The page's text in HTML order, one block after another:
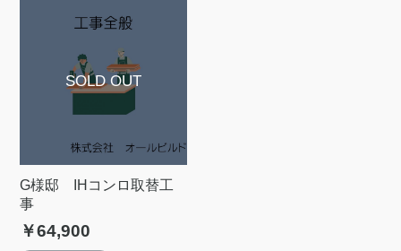
G様邸 IHコンロ取替工
事
￥64,900